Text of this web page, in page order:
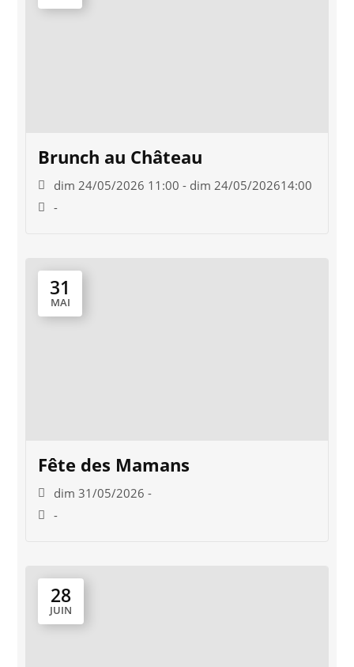
Brunch au Château
dim 24/05/2026 11:00 - dim 24/05/202614:00
-
31
MAI
Fête des Mamans
dim 31/05/2026 -
-
28
JUIN